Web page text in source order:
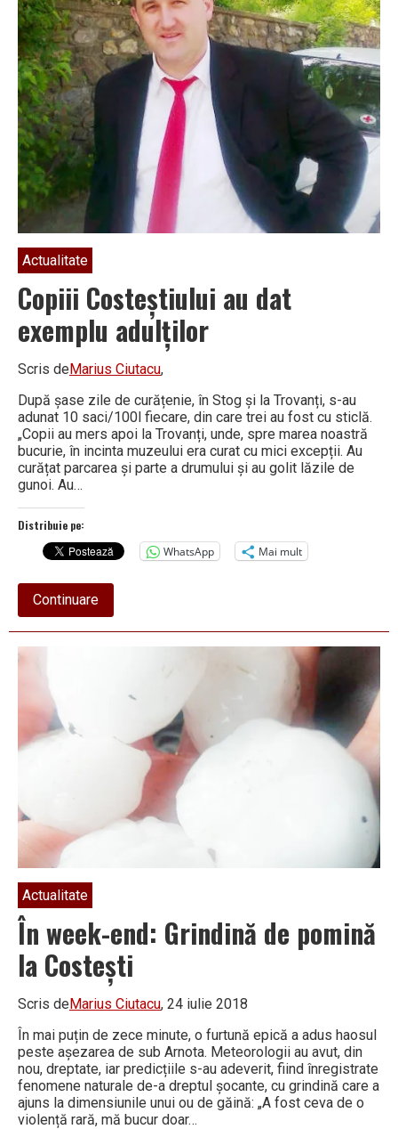
tenis
Actualitate
Copiii Costeștiului au dat
exemplu adulților
Scris de Marius Ciutacu,
După șase zile de curățenie, în Stog și la Trovanți, s-au
adunat 10 saci/100l fiecare, din care trei au fost cu sticlă.
„Copii au mers apoi la Trovanți, unde, spre marea noastră
bucurie, în incinta muzeului era curat cu mici excepții. Au
curățat parcarea și parte a drumului și au golit lăzile de
gunoi. Au…
Distribuie pe:
WhatsApp
Mai mult
Continuareabout
Copiii
Costeștiului
Actualitate
În week-end: Grindină de pomină
la Costești
Scris deMarius Ciutacu, 24 iulie 2018
În mai puțin de zece minute, o furtună epică a adus haosul
peste așezarea de sub Arnota. Meteorologii au avut, din
nou, dreptate, iar predicțiile s-au adeverit, fiind înregistrate
fenomene naturale de-a dreptul șocante, cu grindină care a
ajuns la dimensiunile unui ou de găină: „A fost ceva de o
violență rară, mă bucur doar…